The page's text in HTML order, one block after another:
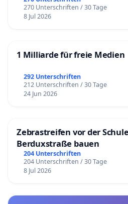
270 Unterschriften / 30 Tage
8 Jul 2026
1 Milliarde für freie Medien
292 Unterschriften
212 Unterschriften / 30 Tage
24 Jun 2026
Zebrastreifen vor der
Berduxstraße bauen
204 Unterschriften
204 Unterschriften / 30 Tage
8 Jul 2026